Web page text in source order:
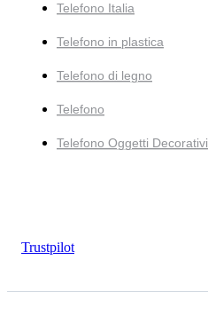
Telefono Italia
Telefono in plastica
Telefono di legno
Telefono
Telefono Oggetti Decorativi
Trustpilot